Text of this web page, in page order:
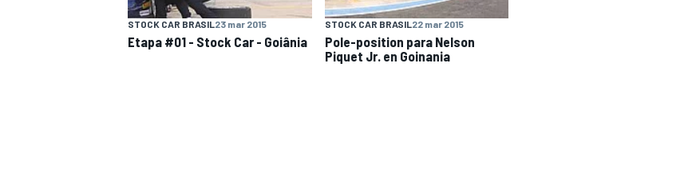
STOCK CAR BRASIL23 mar 2015
Etapa #01 - Stock Car - Goiânia
STOCK CAR BRASIL22 mar 2015
Pole-position para Nelson
Piquet Jr. en Goinania